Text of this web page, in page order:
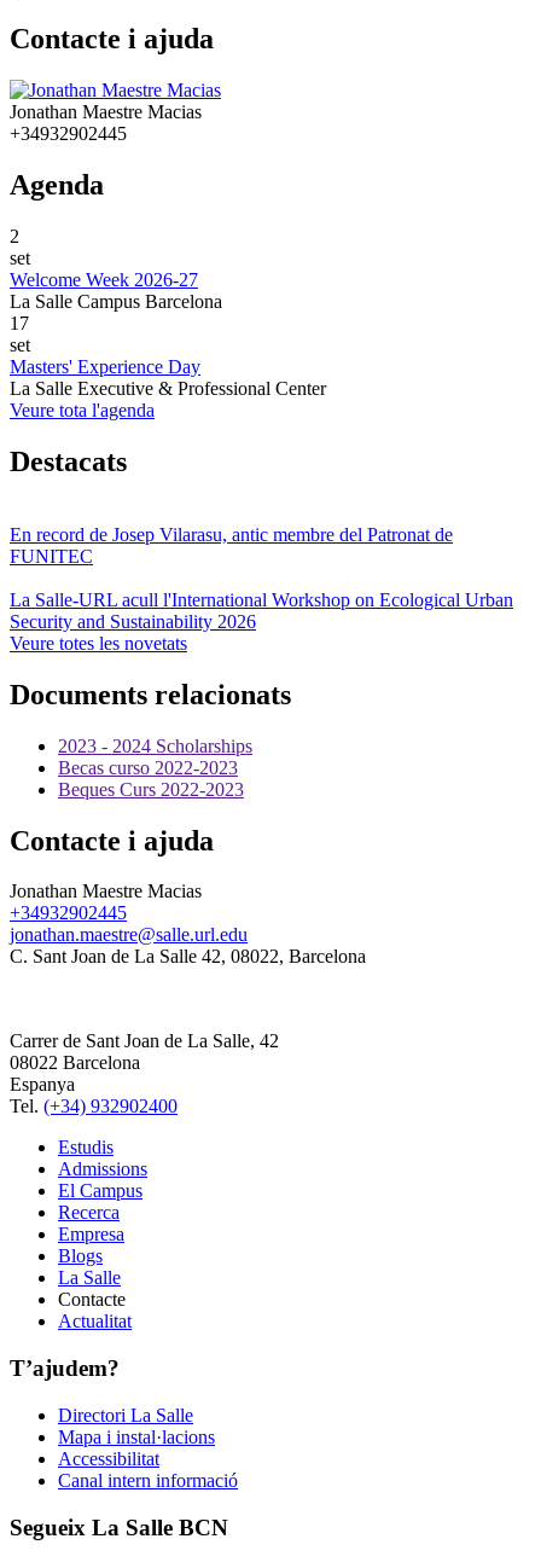
Contacte i ajuda
Jonathan Maestre Macias
+34932902445
Agenda
2
set
Welcome Week 2026-27
La Salle Campus Barcelona
17
set
Masters' Experience Day
La Salle Executive & Professional Center
Veure tota l'agenda
Destacats
En record de Josep Vilarasu, antic membre del Patronat de
FUNITEC
La Salle-URL acull l'International Workshop on Ecological Urban
Security and Sustainability 2026
Veure totes les novetats
Documents relacionats
2023 - 2024 Scholarships
Becas curso 2022-2023
Beques Curs 2022-2023
Contacte i ajuda
Jonathan Maestre Macias
+34932902445
jonathan.maestre@salle.url.edu
C. Sant Joan de La Salle 42, 08022, Barcelona
Carrer de Sant Joan de La Salle, 42
08022 Barcelona
Espanya
Tel. (+34) 932902400
Estudis
Admissions
El Campus
Recerca
Empresa
Blogs
La Salle
Contacte
Actualitat
T’ajudem?
Directori La Salle
Mapa i instal·lacions
Accessibilitat
Canal intern informació
Segueix La Salle BCN